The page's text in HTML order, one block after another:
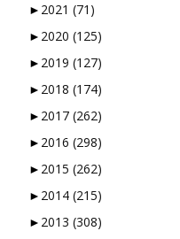
► 2021 (71)
► 2020 (125)
► 2019 (127)
► 2018 (174)
► 2017 (262)
► 2016 (298)
► 2015 (262)
► 2014 (215)
► 2013 (308)